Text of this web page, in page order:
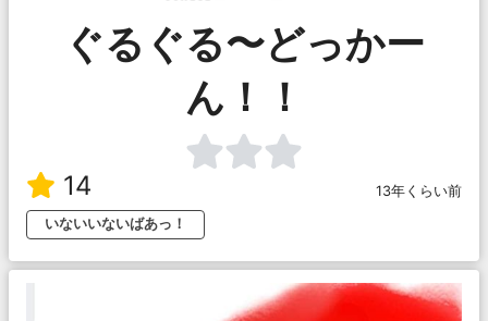
ぐるぐる〜どっかー
ん！！
14
13年くらい前
いないいないばあっ！